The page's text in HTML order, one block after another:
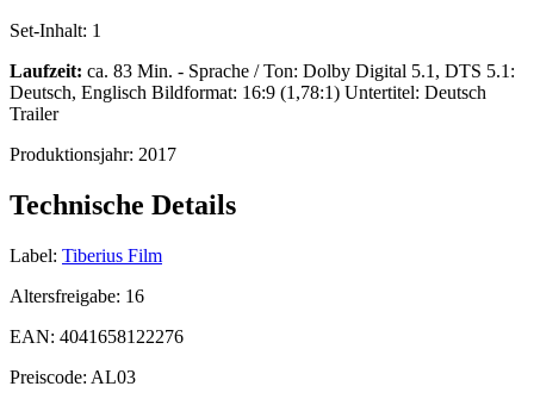
Set-Inhalt: 1
Laufzeit: ca. 83 Min. - Sprache / Ton: Dolby Digital 5.1, DTS 5.1:
Deutsch, Englisch Bildformat: 16:9 (1,78:1) Untertitel: Deutsch
Trailer
Produktionsjahr: 2017
Technische Details
Label: Tiberius Film
Altersfreigabe: 16
EAN: 4041658122276
Preiscode: AL03